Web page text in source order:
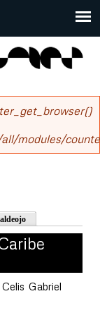
modules/
Gabriel